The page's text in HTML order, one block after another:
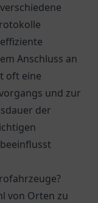
Anschluss an
oft eine
und zur
der
von Orten zu